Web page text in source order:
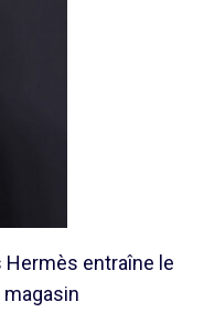
Hermès entraîne le